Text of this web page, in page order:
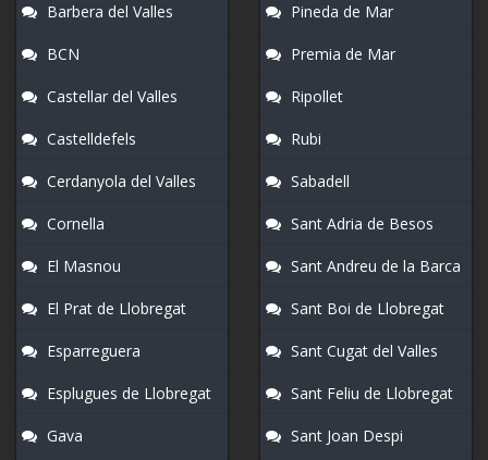
Barbera del Valles
BCN
Castellar del Valles
Castelldefels
Cerdanyola del Valles
Cornella
El Masnou
El Prat de Llobregat
Esparreguera
Esplugues de Llobregat
Gava
Pineda de Mar
Premia de Mar
Ripollet
Rubi
Sabadell
Sant Adria de Besos
Sant Andreu de la Barca
Sant Boi de Llobregat
Sant Cugat del Valles
Sant Feliu de Llobregat
Sant Joan Despi